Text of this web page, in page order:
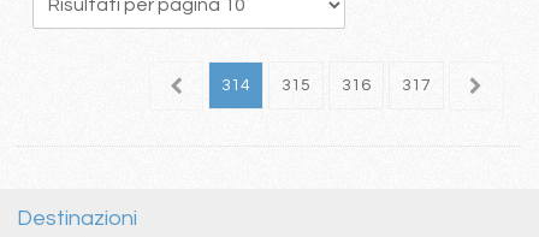
313 314 315 316 317 318
Destinazioni